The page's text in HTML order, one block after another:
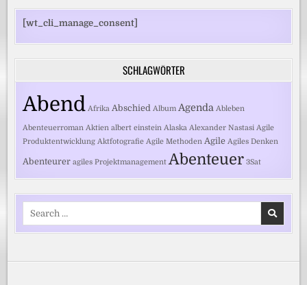
[wt_cli_manage_consent]
SCHLAGWÖRTER
Abend Afrika Abschied Album Agenda Ableben
Abenteuerroman Aktien albert einstein Alaska Alexander Nastasi Agile
Produktentwicklung Aktfotografie Agile Methoden Agile Agiles Denken
Abenteurer agiles Projektmanagement Abenteuer 3Sat
Search